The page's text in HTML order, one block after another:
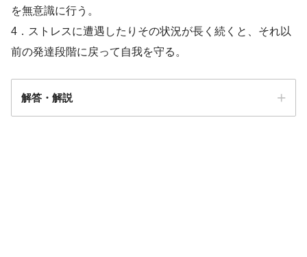
を無意識に行う。
4．ストレスに遭遇したりその状況が長く続くと、それ以
前の発達段階に戻って自我を守る。
解答・解説